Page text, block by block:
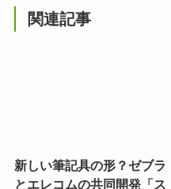
関連記事
新しい筆記具の形？ゼブラ
とエレコムの共同開発「ス